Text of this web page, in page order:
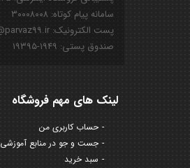
سامانه پیام کوتاه: ۳۰۰۰۸۰۰۸
پست الکترونیک: info@parvaz99.ir
صندوق پستی: ۱۹۴۹-۱۹۳۹۵
لینک های مهم فروشگاه
حساب کاربری من
جست و جو در منابع آموزشی
سبد خرید